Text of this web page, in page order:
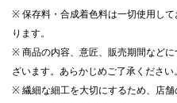
※ 保存料・合成着色料は一切使用し
ります。
※ 商品の内容、意匠、販売期間など
ざいます。あらかじめご了承ください
※ 繊細な細工を大切にするため、店舗